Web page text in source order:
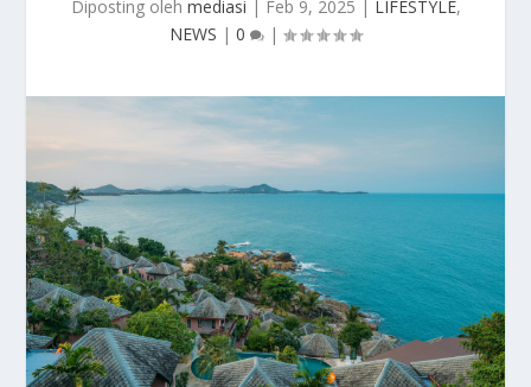
Diposting oleh mediasi | Feb 9, 2025 | LIFESTYLE,
NEWS | 0 |